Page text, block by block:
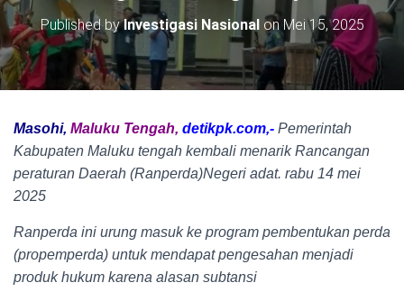
Published byInvestigasi Nasionalon Mei 15, 2025
Masohi, Maluku Tengah, detikpk.com,- Pemerintah
Kabupaten Maluku tengah kembali menarik Rancangan
peraturan Daerah (Ranperda)Negeri adat. rabu 14 mei
2025
Ranperda ini urung masuk ke program pembentukan perda
(propemperda) untuk mendapat pengesahan menjadi
produk hukum karena alasan subtansi